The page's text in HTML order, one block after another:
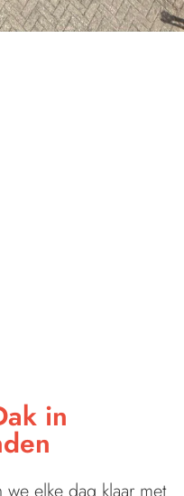
in
we elke dag klaar met